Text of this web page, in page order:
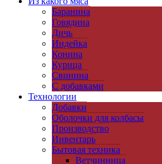
Баранина
Говядина
Дичь
Индейка
Конина
Курица
Свинина
C добавками
Технологии
Добавки
Оболочки для колбасы
Производство
Инвентарь
Бытовая техника
Ветчинница